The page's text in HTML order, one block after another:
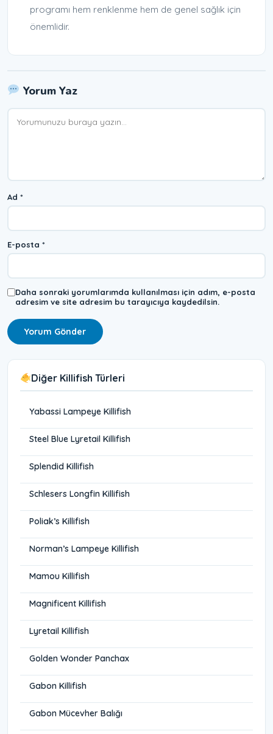
programı hem renklenme hem de genel sağlık için
önemlidir.
Yorum Yaz
Yorum
Ad *
E-posta *
Daha sonraki yorumlarımda kullanılması için adım, e-posta
adresim ve site adresim bu tarayıcıya kaydedilsin.
Diğer Killifish Türleri
Yabassi Lampeye Killifish
Steel Blue Lyretail Killifish
Splendid Killifish
Schlesers Longfin Killifish
Poliak’s Killifish
Norman’s Lampeye Killifish
Mamou Killifish
Magnificent Killifish
Lyretail Killifish
Golden Wonder Panchax
Gabon Killifish
Gabon Mücevher Balığı